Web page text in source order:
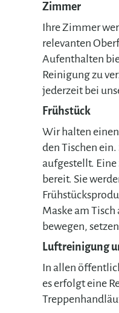
Zimmer
Ihre Zimmer
relevanten
Aufenthalten
Reinigung zu
jederzeit bei
Frühstück
Wir halten
den Tischen ein.
aufgestellt.
bereit. Sie
Maske am
bewegen,
Luftreinigung
In allen
es erfolgt eine